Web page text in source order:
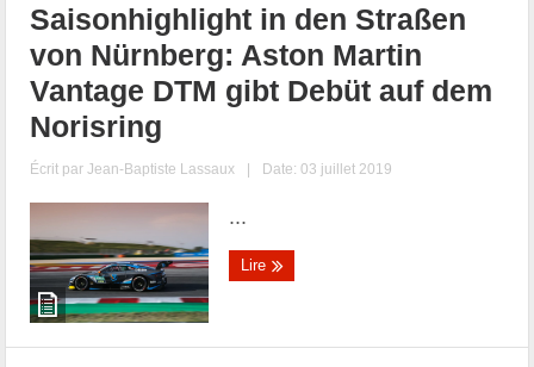
Saisonhighlight in den Straßen
von Nürnberg: Aston Martin
Vantage DTM gibt Debüt auf dem
Norisring
Écrit parJean-Baptiste Lassaux | Date: 03 juillet 2019
...
Lire